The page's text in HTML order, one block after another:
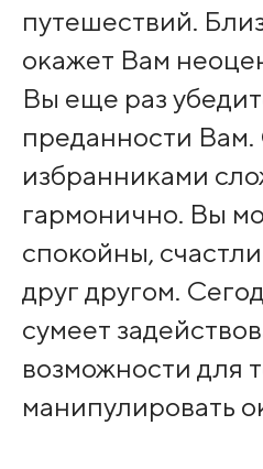
путешествий.
окажет Вам
Вы еще раз
преданности
избранниками
гармонично. Вы
спокойны,
друг другом.
сумеет
возможности для
манипулировать